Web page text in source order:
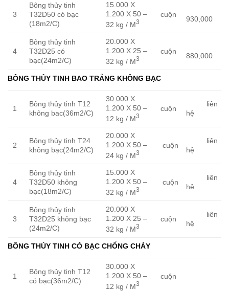
3
Bông thủy tinh
T32D50 có bạc
(18m2/C)
15.000 X
1.200 X 50 –
32 kg / M3
cuộn
930,000
4
Bông thủy tinh
T32D25 có
bạc(24m2/C)
20.000 X
1.200 X 25 –
32 kg / M3
cuộn
880,000
BÔNG THỦY TINH BAO TRẮNG KHÔNG BẠC
1
Bông thủy tinh T12
không bac(36m2/C)
30.000 X
1.200 X 50 –
12 kg / M3
cuộn
liên
hệ
2
Bông thủy tinh T24
không bạc(24m2/C)
20.000 X
1.200 X 50 –
24 kg / M3
cuộn
liên
hệ
4
Bông thủy tinh
T32D50 không
bạc(18m2/C)
15.000 X
1.200 X 50 –
32 kg / M3
cuộn
liên
hệ
3
Bông thủy tinh
T32D25 không bạc
(24m2/C)
20.000 X
1.200 X 25 –
32 kg / M3
cuộn
liên
hệ
BÔNG THỦY TINH CÓ BẠC CHỐNG CHÁY
1
Bông thủy tinh T12
có bạc(36m2/C)
30.000 X
1.200 X 50 –
12 kg / M3
cuộn